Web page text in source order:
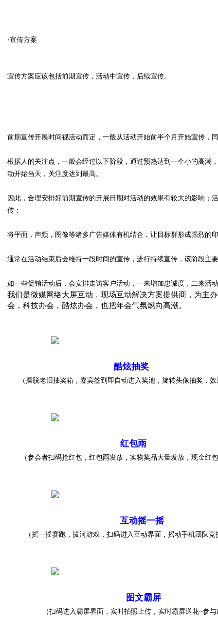
·宣传方案
宣传方案应该包括前期宣传，活动中宣传，后续宣传。
前期宣传开展时间视活动而定，一般从活动开始前半个月开始宣传，
根据人的关注点，一般会经过以下阶段，通过预热达到一个小的高潮
动开始当天，关注度达到最高。
因此，合理安排好前期宣传的开展日期对活动的效果有较大的影响；
传；
将平面，声频，图像等诸多广告媒体有机结合，让目标群形成强烈的
通常在活动结束后会维持一段时间的宣传，进行持续宣传，该阶段主
如一些促销活动后，会安排走访客户活动，一来增加忠诚度，二来活
我们是微媒网络大屏互动，现场互动解决方案提供商，为主
会，科技办会，酷炫办会，也把年会气氛燃向高潮。
酷炫抽奖
（摆脱老旧抽奖箱，嘉宾签到即自动进入奖池，旋转头像抽奖，效
红包雨
（参会者扫码抢红包，红包雨发放，实物奖品大量发放，现金红
互动摇一摇
（摇一摇赛跑，拔河游戏，扫码进入互动界面，摇动手机团队竞
图文霸屏
（扫码进入霸屏界面，实时拍照上传，实时霸屏送花~参与